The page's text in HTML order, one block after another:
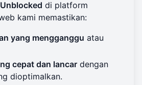
di platform
kami memastikan:
yang mengganggu atau
cepat dan lancar dengan
dioptimalkan.